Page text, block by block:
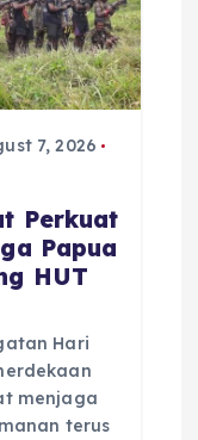
7, 2026
Perkuat
Papua
HUT
Hari
menjaga
terus